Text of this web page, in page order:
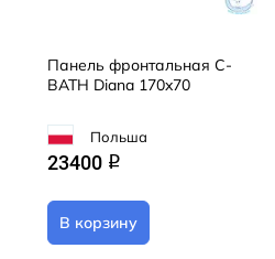
Панель фронтальная C-
BATH Diana 170x70
Польша
23400 q
В корзину